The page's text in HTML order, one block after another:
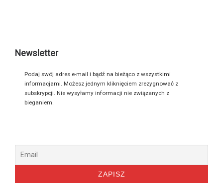
Newsletter
Podaj swój adres e-mail i bądź na bieżąco z wszystkimi
informacjami. Możesz jednym kliknięciem zrezygnować z
subskrypcji. Nie wysyłamy informacji nie związanych z
bieganiem.